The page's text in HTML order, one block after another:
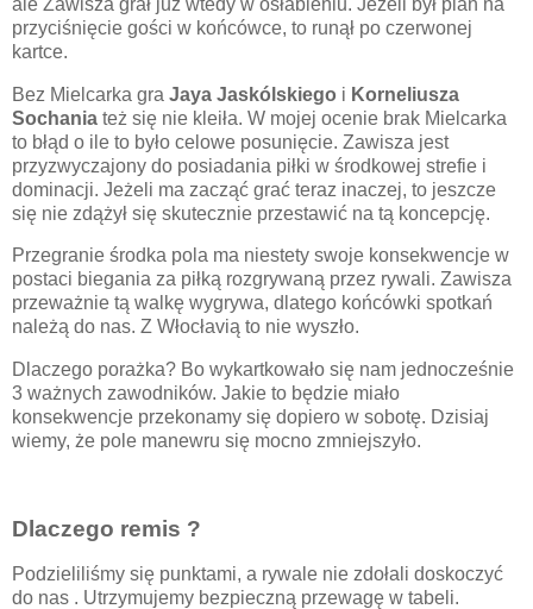
przyciśnięcie gości w końcówce, to runął po czerwonej
kartce.
Bez Mielcarka gra Jaya Jaskólskiego i Korneliusza
Sochania też się nie kleiła. W mojej ocenie brak Mielcarka
to błąd o ile to było celowe posunięcie. Zawisza jest
przyzwyczajony do posiadania piłki w środkowej strefie i
dominacji. Jeżeli ma zacząć grać teraz inaczej, to jeszcze
się nie zdążył się skutecznie przestawić na tą koncepcję.
Przegranie środka pola ma niestety swoje konsekwencje w
postaci biegania za piłką rozgrywaną przez rywali. Zawisza
przeważnie tą walkę wygrywa, dlatego końcówki spotkań
należą do nas. Z Włocłavią to nie wyszło.
Dlaczego porażka? Bo wykartkowało się nam jednocześnie
3 ważnych zawodników. Jakie to będzie miało
konsekwencje przekonamy się dopiero w sobotę. Dzisiaj
wiemy, że pole manewru się mocno zmniejszyło.
Dlaczego remis ?
Podzieliliśmy się punktami, a rywale nie zdołali doskoczyć
do nas . Utrzymujemy bezpieczną przewagę w tabeli.